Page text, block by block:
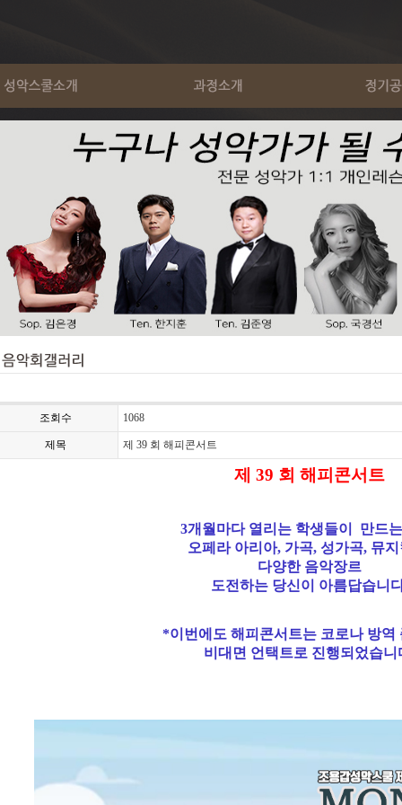
조회수 1068
제목 제 39 회 해피콘서트
제 39 회 해피콘서트
3개월마다 열리는 학생들이 만드
오페라 아리아, 가곡, 성가곡, 뮤
다양한 음악장르
도전하는 당신이 아름답습니
*이번에도 해피콘서트는 코로나 방역
비대면 언택트로 진행되었습니